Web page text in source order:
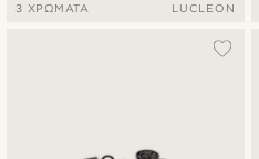
3 ΧΡΏΜΑΤΑ LUCLEON